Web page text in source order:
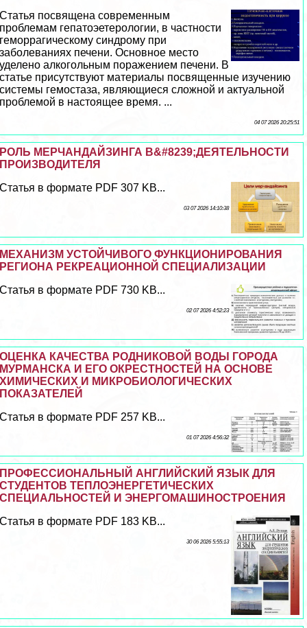
Статья посвящена современным
проблемам гепатоэетерологии, в частности
геморрагическому синдрому при
заболеваниях печени. Основное место
уделено алкогольным поражением печени. В
статье присутствуют материалы посвященные изучению
системы гемостаза, являющиеся сложной и актуальной
проблемой в настоящее время. ...
04 07 2026 20:25:51
РОЛЬ МЕРЧАНДАЙЗИНГА В&#8239;ДЕЯТЕЛЬНОСТИ
ПРОИЗВОДИТЕЛЯ
Статья в формате PDF 307 KB...
03 07 2026 14:10:38
МЕХАНИЗМ УСТОЙЧИВОГО ФУНКЦИОНИРОВАНИЯ
РЕГИОНА РЕКРЕАЦИОННОЙ СПЕЦИАЛИЗАЦИИ
Статья в формате PDF 730 KB...
02 07 2026 4:52:23
ОЦЕНКА КАЧЕСТВА РОДНИКОВОЙ ВОДЫ ГОРОДА
МУРМАНСКА И ЕГО ОКРЕСТНОСТЕЙ НА ОСНОВЕ
ХИМИЧЕСКИХ И МИКРОБИОЛОГИЧЕСКИХ
ПОКАЗАТЕЛЕЙ
Статья в формате PDF 257 KB...
01 07 2026 4:56:32
ПРОФЕССИОНАЛЬНЫЙ АНГЛИЙСКИЙ ЯЗЫК ДЛЯ
СТУДЕНТОВ ТЕПЛОЭНЕРГЕТИЧЕСКИХ
СПЕЦИАЛЬНОСТЕЙ И ЭНЕРГОМАШИНОСТРОЕНИЯ
Статья в формате PDF 183 KB...
30 06 2026 5:55:13